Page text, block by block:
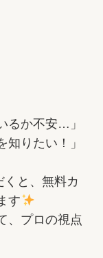
るか不安…」
知りたい！」
と、無料カ
す
、プロの視点